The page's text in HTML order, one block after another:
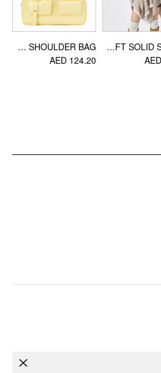
SOFT SOLID SHAWL
DOUBLE POCKET SHOULDER BAG
AED 124.20